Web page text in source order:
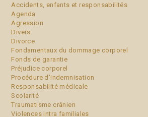
Accidents, enfants et responsabilités
Agenda
Agression
Divers
Divorce
Fondamentaux du dommage corporel
Fonds de garantie
Préjudice corporel
Procédure d'indemnisation
Responsabilité médicale
Scolarité
Traumatisme crânien
Violences intra familiales